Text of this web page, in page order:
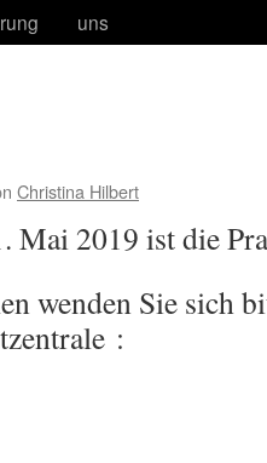
uns
Christina Hilbert
Mai 2019 ist die
wenden Sie sich
: